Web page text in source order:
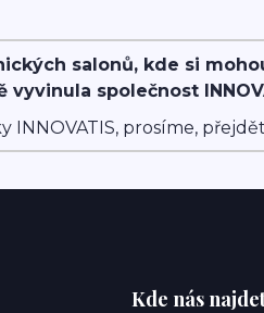
salonů, kde si
vyvinula společnost
prosíme,
Kde nás